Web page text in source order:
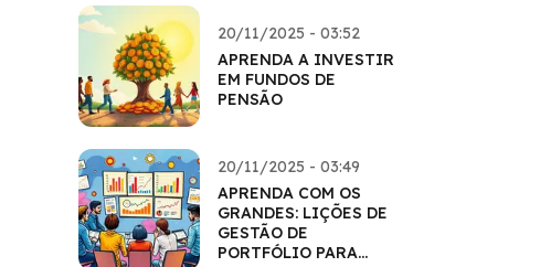
20/11/2025 - 03:52
APRENDA A INVESTIR
EM FUNDOS DE
PENSÃO
20/11/2025 - 03:49
APRENDA COM OS
GRANDES: LIÇÕES DE
GESTÃO DE
PORTFÓLIO PARA